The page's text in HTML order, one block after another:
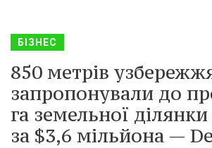
БІЗНЕС
850 метрів
запропонували до
га земельної
за $3,6 мільйона —